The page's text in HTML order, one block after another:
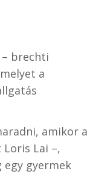
brechti
a
amikor a
Lai –,
egy gyermek